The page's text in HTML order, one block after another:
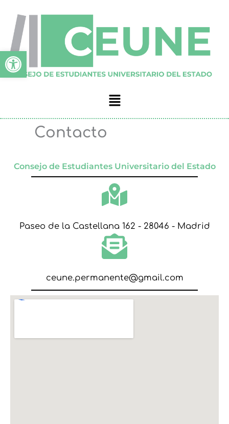
Abrir barra de
contenido
Menú
Contacto
Consejo de Estudiantes Universitario del Estado
Paseo de la Castellana 162 - 28046 - Madrid
ceune.permanente@gmail.com